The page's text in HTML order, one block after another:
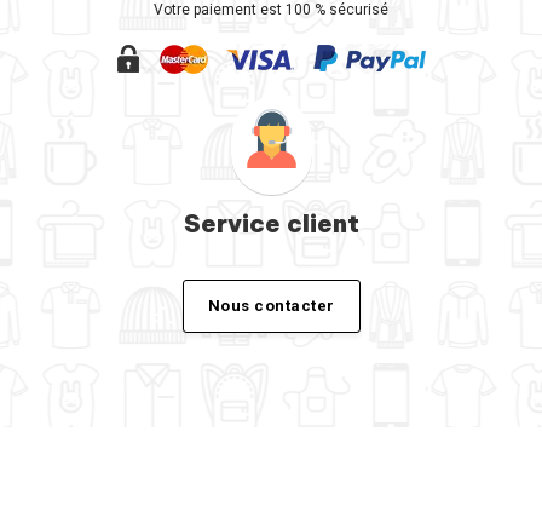
Votre paiement est 100 % sécurisé
Service client
Nous contacter